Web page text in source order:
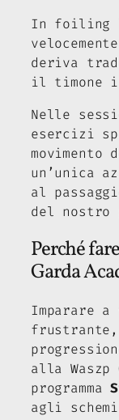
In foiling
deriva
il timone
Nelle
esercizi
un’unica
al
del nostro
Perché
Garda
Imparare
alla Waszp
programma
agli